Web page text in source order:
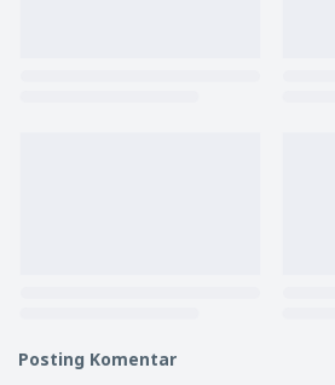
Posting Komentar